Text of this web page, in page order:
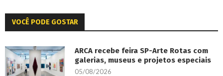
VOCÊ PODE GOSTAR
ARCA recebe feira SP-Arte Rotas com
galerias, museus e projetos especiais
05/08/2026